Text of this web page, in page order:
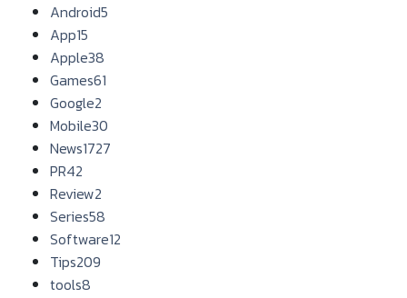
Android5
App15
Apple38
Games61
Google2
Mobile30
News1727
PR42
Review2
Series58
Software12
Tips209
tools8